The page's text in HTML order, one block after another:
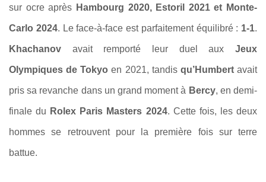
sur ocre après Hambourg 2020, Estoril 2021 et Monte-
Carlo 2024. Le face-à-face est parfaitement équilibré : 1-1.
Khachanov avait remporté leur duel auxJeux
Olympiques de Tokyo en 2021, tandis qu’Humbertavait
pris sa revanche dans un grand moment à Bercy, en demi-
finale du Rolex Paris Masters 2024. Cette fois, les deux
hommes se retrouvent pour la première fois sur terre
battue.